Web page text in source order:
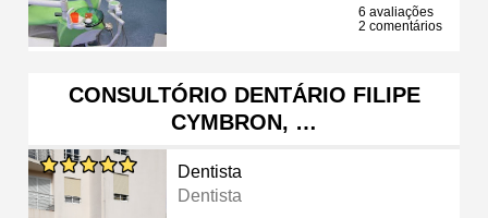
6 avaliações
2 comentários
CONSULTÓRIO DENTÁRIO FILIPE
CYMBRON, …
Dentista
Dentista